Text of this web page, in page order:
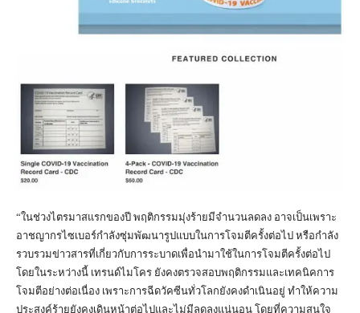
“ในช่วงไตรมาสแรกของปี พฤติกรรมมุ่งร้ายมีจำนวนลดลง อาจเป็นเพราะ
อาชญากรไซเบอร์กำลังซุ่มพัฒนารูปแบบในการโจมตีครั้งต่อไป หรือกำลัง
รวบรวมข่าวสารที่เกี่ยวกับการระบาดเพื่อนำมาใช้ในการโจมตีครั้งต่อไป
โดยในระหว่างนี้ เทรนด์ไมโคร ยังคงตรวจสอบพฤติกรรมและเทคนิคการ
โจมตีอย่างต่อเนื่อง เพราะการฉีดวัคซีนทั่วโลกยังคงดำเนินอยู่ ทำให้ความ
ประสงค์ร้ายยังคงเดินหน้าต่อไปและไม่มีลดลงแน่นอน โดยที่ความสนใจ